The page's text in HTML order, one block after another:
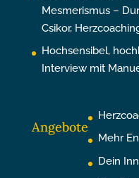
Mesmerismus –
Csikor,
Hochsensibel,
Interview mit
Angebote
Mehr
Dein